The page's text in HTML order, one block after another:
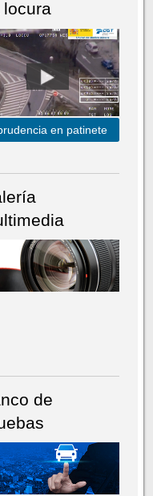
locura
en patinete
de